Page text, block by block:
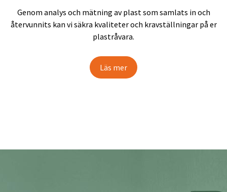
Genom analys och mätning av plast som samlats in och
återvunnits kan vi säkra kvaliteter och kravställningar på er
plastråvara.
Läs mer